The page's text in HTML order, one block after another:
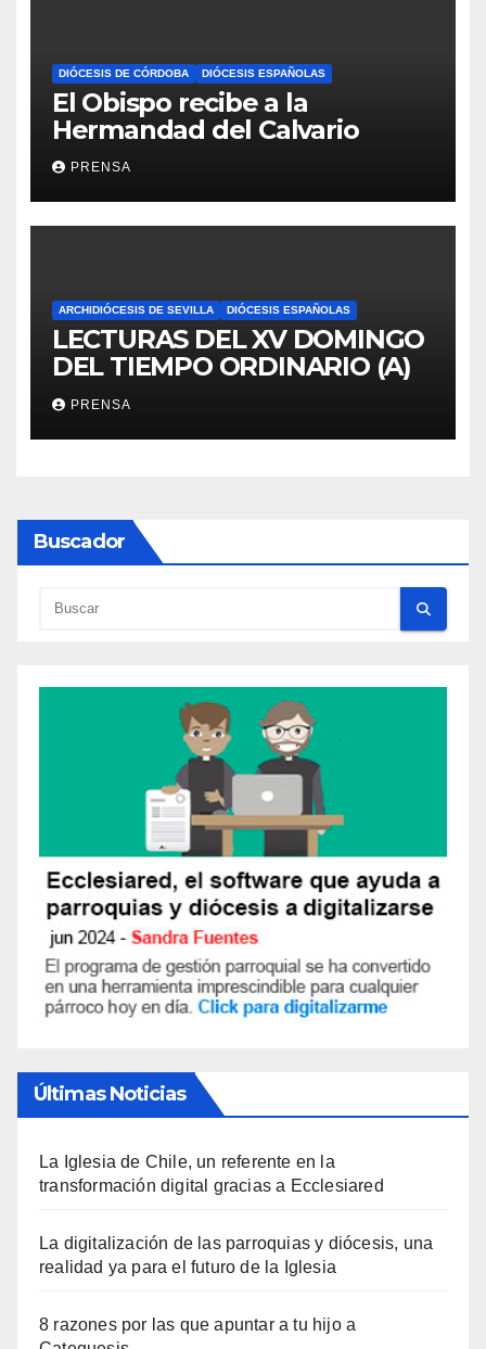
DIÓCESIS DE CÓRDOBA DIÓCESIS ESPAÑOLAS
El Obispo recibe a la
Hermandad del Calvario
PRENSA
ARCHIDIÓCESIS DE SEVILLA DIÓCESIS ESPAÑOLAS
LECTURAS DEL XV DOMINGO
DEL TIEMPO ORDINARIO (A)
PRENSA
Buscador
Últimas Noticias
La Iglesia de Chile, un referente en la
transformación digital gracias a Ecclesiared
La digitalización de las parroquias y diócesis, una
realidad ya para el futuro de la Iglesia
8 razones por las que apuntar a tu hijo a